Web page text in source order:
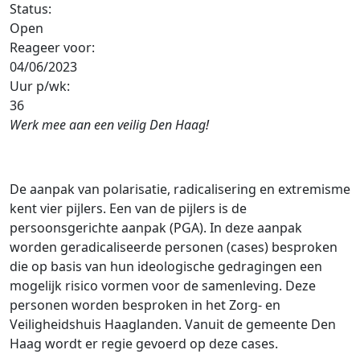
Status:
Open
Reageer voor:
04/06/2023
Uur p/wk:
36
Werk mee aan een veilig Den Haag!
De aanpak van polarisatie, radicalisering en extremisme
kent vier pijlers. Een van de pijlers is de
persoonsgerichte aanpak (PGA). In deze aanpak
worden geradicaliseerde personen (cases) besproken
die op basis van hun ideologische gedragingen een
mogelijk risico vormen voor de samenleving. Deze
personen worden besproken in het Zorg- en
Veiligheidshuis Haaglanden. Vanuit de gemeente Den
Haag wordt er regie gevoerd op deze cases.